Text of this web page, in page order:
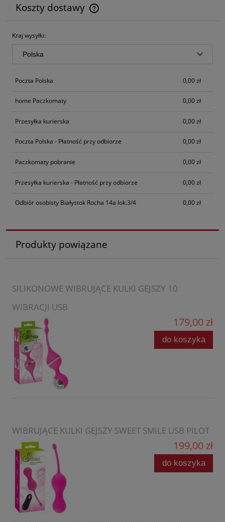
Koszty dostawy
Cena nie zawiera ewentualnych kosztów płatności
Kraj wysyłki:
Poczta Polska 0,00 zł
home Paczkomaty 0,00 zł
Przesyłka kurierska 0,00 zł
Poczta Polska - Płatność przy odbiorze 0,00 zł
Paczkomaty pobranie 0,00 zł
Przesyłka kurierska - Płatność przy odbiorze 0,00 zł
Odbiór osobisty Białystok Rocha 14a lok.3/4 0,00 zł
Produkty powiązane
SILIKONOWE WIBRUJĄCE KULKI GEJSZY 10
WIBRACJI USB
179,00 zł
do koszyka
WIBRUJĄCE KULKI GEJSZY SWEET SMILE USB PILOT
199,00 zł
do koszyka